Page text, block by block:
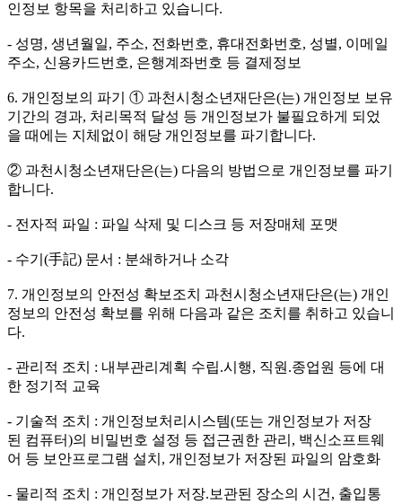
인정보 항목을 처리하고 있습니다.
- 성명, 생년월일, 주소, 전화번호, 휴대전화번호, 성별, 이메일
주소, 신용카드번호, 은행계좌번호 등 결제정보
6. 개인정보의 파기 ① 과천시청소년재단은(는) 개인정보 보유
기간의 경과, 처리목적 달성 등 개인정보가 불필요하게 되었
을 때에는 지체없이 해당 개인정보를 파기합니다.
② 과천시청소년재단은(는) 다음의 방법으로 개인정보를 파기
합니다.
- 전자적 파일 : 파일 삭제 및 디스크 등 저장매체 포맷
- 수기(手記) 문서 : 분쇄하거나 소각
7. 개인정보의 안전성 확보조치 과천시청소년재단은(는) 개인
정보의 안전성 확보를 위해 다음과 같은 조치를 취하고 있습니
다.
- 관리적 조치 : 내부관리계획 수립.시행, 직원.종업원 등에 대
한 정기적 교육
- 기술적 조치 : 개인정보처리시스템(또는 개인정보가 저장
된 컴퓨터)의 비밀번호 설정 등 접근권한 관리, 백신소프트웨
어 등 보안프로그램 설치, 개인정보가 저장된 파일의 암호화
- 물리적 조치 : 개인정보가 저장.보관된 장소의 시건, 출입통